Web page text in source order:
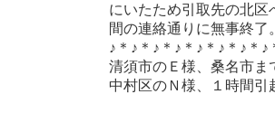
にいたため引取先の北
間の連絡通りに無事終了
♪＊♪＊♪＊♪＊♪＊♪＊♪＊
清須市のＥ様、桑名市ま
中村区のＮ様、１時間